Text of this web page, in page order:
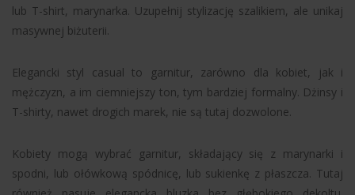
lub T-shirt, marynarka. Uzupełnij stylizację szalikiem, ale unikaj
masywnej biżuterii.
Elegancki styl casual to garnitur, zarówno dla kobiet, jak i
mężczyzn, a im ciemniejszy ton, tym bardziej formalny. Dżinsy i
T-shirty, nawet drogich marek, nie są tutaj dozwolone.
Kobiety mogą wybrać garnitur, składający się z marynarki i
spodni, lub ołówkową spódnicę, lub sukienkę z płaszcza. Tutaj